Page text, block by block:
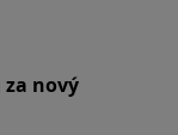
za nový